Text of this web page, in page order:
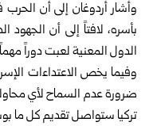
وأشار أردوغان إلى أن
بأسره، لافتاً إلى أن الجهود
الدول المعنية لعبت دوراً
وفيما يخص الاعتداءات
ضرورة عدم السماح لأي
تركيا ستواصل تقديم كل ما